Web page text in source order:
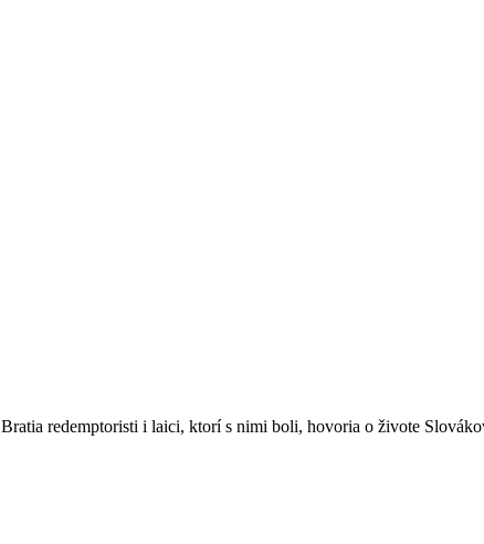
Bratia redemptoristi i laici, ktorí s nimi boli, hovoria o živote